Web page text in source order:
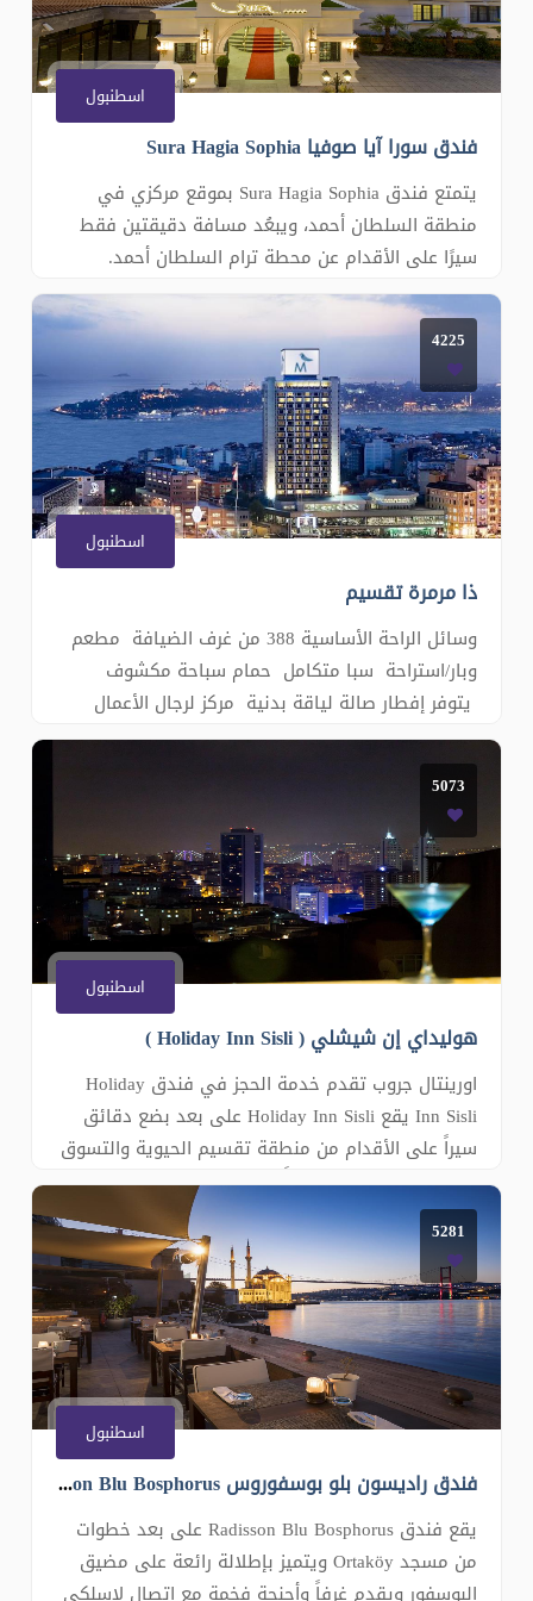
اسطنبول
فندق سورا آيا صوفيا Sura Hagia Sophia
يتمتع فندق Sura Hagia Sophia بموقع مركزي في
منطقة السلطان أحمد، ويبعُد مسافة دقيقتين فقط
سيرًا على الأقدام عن محطة ترام السلطان أحمد.
ويتميز الفندق بهندسة معمارية عثمانية تقليدية،
ويضم مسبح في الهواء الطلق وحديقة نباتية هادئة
توفر أنواع زهور مختلفة. ويتم تقديم شاي الساعة
الخامسة مجانًا يوميًا، كما تتوفر الم�
4225
اسطنبول
ذا مرمرة تقسيم
وسائل الراحة الأساسية 388 من غرف الضيافة مطعم
وبار/استراحة سبا متكامل حمام سباحة مكشوف
يتوفر إفطار صالة لياقة بدنية مركز لرجال الأعمال
خدمة التوصيل إلى المطار شرفة مكتب استقبال
مفتوح 24 ساعة تكييف تنظيف الغرف يوميًا �
5073
اسطنبول
هوليداي إن شيشلي ( Holiday Inn Sisli )
اورينتال جروب تقدم خدمة الحجز في فندق Holiday
Inn Sisli يقع Holiday Inn Sisli على بعد بضع دقائق
سيراً على الأقدام من منطقة تقسيم الحيوية والتسوق
في Nisantasi، ويوفر غرفاً مكيفة. ويتميز بحمام تقليدي
وسبا يقدم العلاجات العضوية. وتتوفر خدمة الواي فاي
مجانًا في جميع أنحاء مكان الإقامة. تتميز جميع الغرف
بديكور أنيق يشمل �
5281
اسطنبول
فندق راديسون بلو بوسفوروس Radisson Blu Bosphorus
يقع فندق Radisson Blu Bosphorus على بعد خطوات
من مسجد Ortaköy ويتميز بإطلالة رائعة على مضيق
البوسفور ويقدم غرفاً وأجنحة فخمة مع اتصال لاسلكي